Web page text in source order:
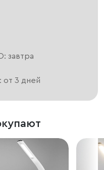
завтра
от 3 дней